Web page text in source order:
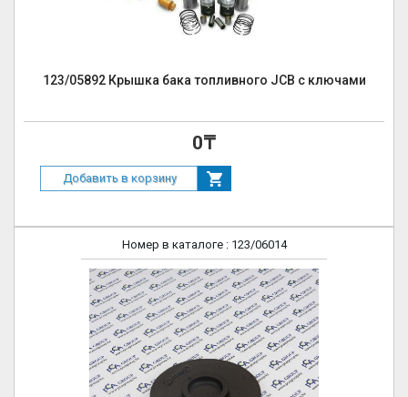
123/05892 Крышка бака топливного JCB с ключами
0₸
Добавить в корзину
Номер в каталоге : 123/06014